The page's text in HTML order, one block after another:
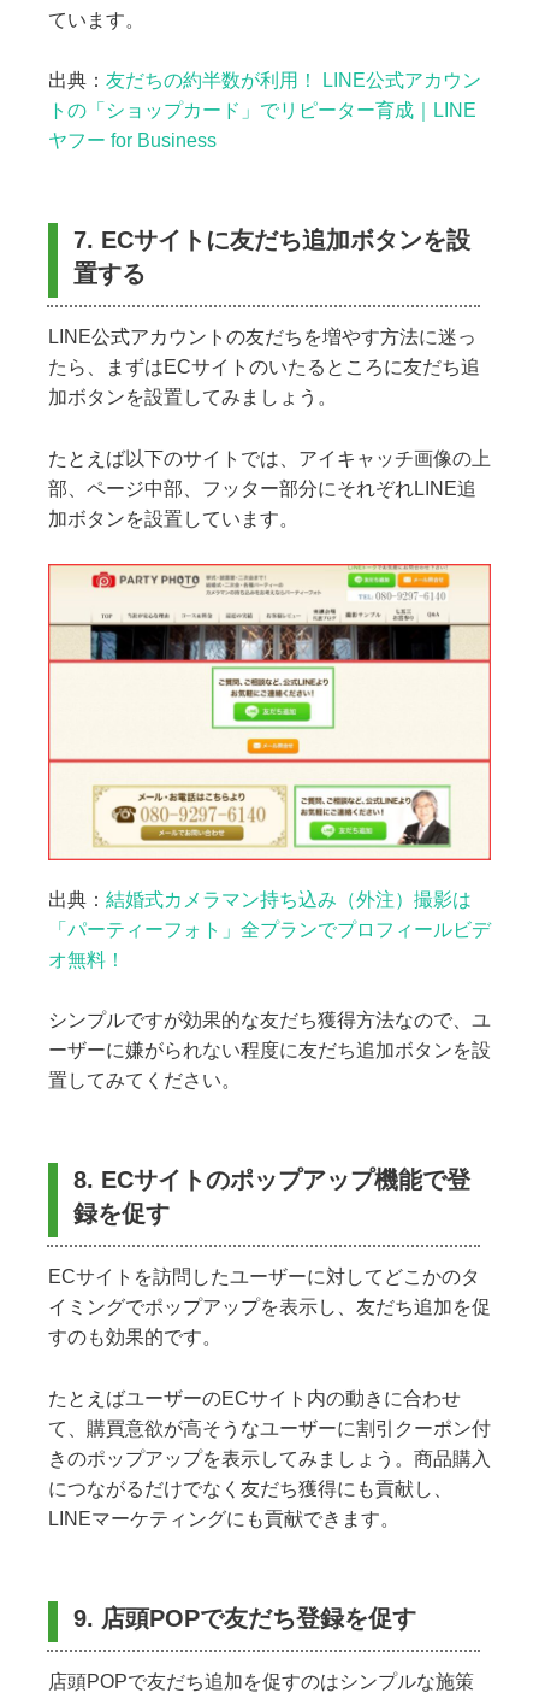
ています。
出典： 友だちの約半数が利用！ LINE公式アカウン
トの「ショップカード」でリピーター育成｜LINE
ヤフー for Business
7. ECサイトに友だち追加ボタンを設
置する
LINE公式アカウントの友だちを増やす方法に迷っ
たら、まずはECサイトのいたるところに友だち追
加ボタンを設置してみましょう。
たとえば以下のサイトでは、アイキャッチ画像の上
部、ページ中部、フッター部分にそれぞれLINE追
加ボタンを設置しています。
出典： 結婚式カメラマン持ち込み（外注）撮影は
「パーティーフォト」全プランでプロフィールビデ
オ無料！
シンプルですが効果的な友だち獲得方法なので、ユ
ーザーに嫌がられない程度に友だち追加ボタンを設
置してみてください。
8. ECサイトのポップアップ機能で登
録を促す
ECサイトを訪問したユーザーに対してどこかのタ
イミングでポップアップを表示し、友だち追加を促
すのも効果的です。
たとえばユーザーのECサイト内の動きに合わせ
て、購買意欲が高そうなユーザーに割引クーポン付
きのポップアップを表示してみましょう。商品購入
につながるだけでなく友だち獲得にも貢献し、
LINEマーケティングにも貢献できます。
9. 店頭POPで友だち登録を促す
店頭POPで友だち追加を促すのはシンプルな施策